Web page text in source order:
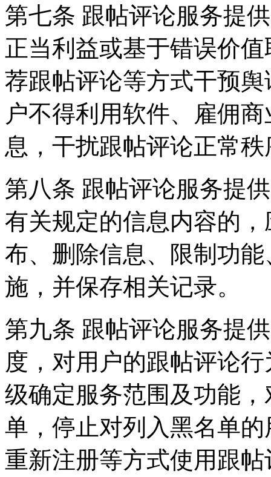
第七条 跟帖评论服务提
正当利益或基于错误价
荐跟帖评论等方式干预
户不得利用软件、雇佣
息，干扰跟帖评论正常
第八条 跟帖评论服务提
有关规定的信息内容的
布、删除信息、限制功
施，并保存相关记录。
第九条 跟帖评论服务提
度，对用户的跟帖评论
级确定服务范围及功能
单，停止对列入黑名单
重新注册等方式使用跟